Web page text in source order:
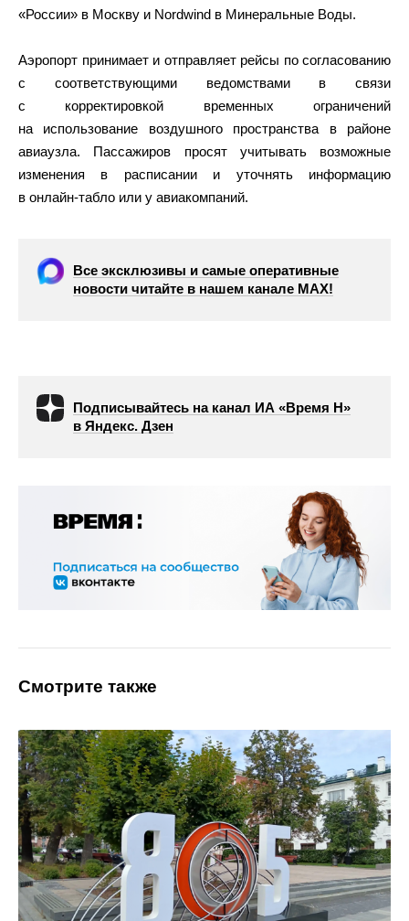
«России» в Москву и Nordwind в Минеральные Воды.
Аэропорт принимает и отправляет рейсы по согласованию
с соответствующими ведомствами в связи
с корректировкой временных ограничений
на использование воздушного пространства в районе
авиаузла. Пассажиров просят учитывать возможные
изменения в расписании и уточнять информацию
в онлайн‑табло или у авиакомпаний.
Все эксклюзивы и самые оперативные
новости читайте в нашем канале МАХ!
Подписывайтесь на канал ИА «Время Н»
в Яндекс. Дзен
Смотрите также